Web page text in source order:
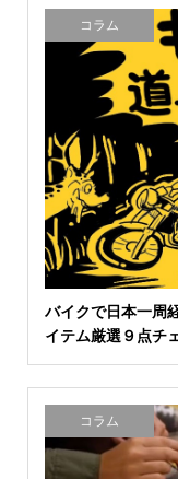
コラム
バイクで日本一周
イテム厳選９点チ
コラム